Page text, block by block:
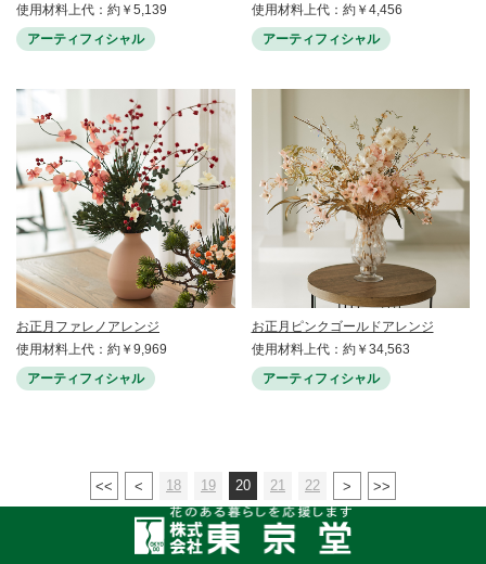
使用材料上代：約￥5,139
アーティフィシャル
使用材料上代：約￥4,456
アーティフィシャル
お正月ファレノアレンジ
使用材料上代：約￥9,969
アーティフィシャル
お正月ピンクゴールドアレンジ
使用材料上代：約￥34,563
アーティフィシャル
18 19 20 21 22